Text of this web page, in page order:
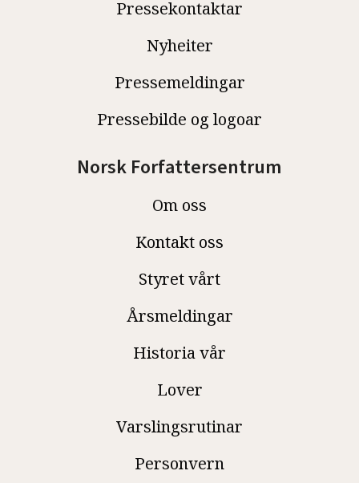
Pressekontaktar
Nyheiter
Pressemeldingar
Pressebilde og logoar
Norsk Forfattersentrum
Om oss
Kontakt oss
Styret vårt
Årsmeldingar
Historia vår
Lover
Varslingsrutinar
Personvern